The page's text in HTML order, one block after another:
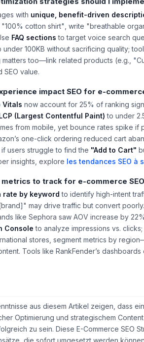
strategies should I
withunique, benefit-driven
"100% cotton shirt", write"breathable
FAQ sections to target voice search
under 100KB without sacrificing quality;
value.
impact SEO for e-
Vitalsnow account for 25% of ranking
(Largest Contentful Paint)to under
from mobile, yet bounce rates spike if
one-click ordering reduced cart
insights, exploreles tendances SEO à
to track for e-commerce
rate by keywordto identify high-intent
may drive traffic but convert
like Sephora saw AOV increase by
Consoleto analyzeimpressions vs. clicks
stores, segment metrics by
aus diesem Artikel zeigen, dass